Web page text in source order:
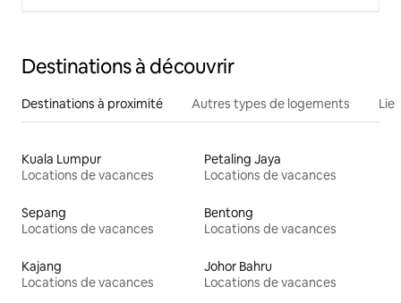
Destinations à découvrir
Destinations à proximité Autres types de logements
Kuala Lumpur
Locations de vacances
Petaling Jaya
Locations de vacances
Sepang
Locations de vacances
Bentong
Locations de vacances
Kajang
Locations de vacances
Johor Bahru
Locations de vacances